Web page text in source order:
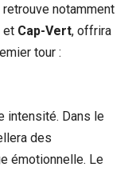
retrouve notamment
et Cap-Vert, offrira
tour :
intensité. Dans le
des
émotionnelle. Le